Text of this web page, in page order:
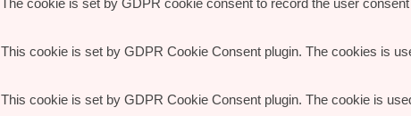
The cookie is set by GDPR cookie consent to record the user
This cookie is set by GDPR Cookie Consent plugin. The cookies is
This cookie is set by GDPR Cookie Consent plugin. The cookie is